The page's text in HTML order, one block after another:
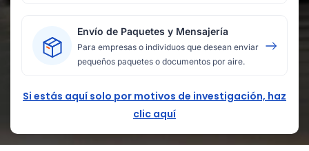
Envío de Paquetes y Mensajería
Para empresas o individuos que desean enviar
pequeños paquetes o documentos por aire.
Si estás aquí solo por motivos de investigación, haz
clic aquí